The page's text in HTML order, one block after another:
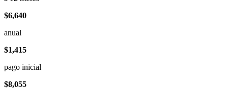
$6,640
anual
$1,415
pago inicial
$8,055